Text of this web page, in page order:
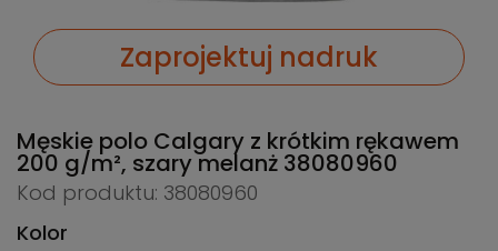
Zaprojektuj nadruk
Męskie polo Calgary z krótkim rękawem
200 g/m², szary melanż 38080960
Kod produktu: 38080960
Kolor